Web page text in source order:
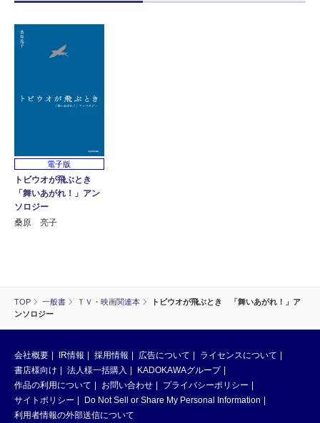
TOP 一般書 ＴＶ・映画関連本
トビウオが飛ぶとき 「舞いあがれ！」ア
ンソロジー
電子版
トビウオが飛ぶとき
「舞いあがれ！」アン
ソロジー
桑原 亮子
会社概要 IR情報 採用情報 広告について
ライセンスについて
書店様向け
法人様一括購入
KADOKAWAグループ
作品の利用について
お問い合わせ
プライバシーポリシー
サイトポリシー
Do Not Sell or Share My Personal Information
利用者情報の外部送信について